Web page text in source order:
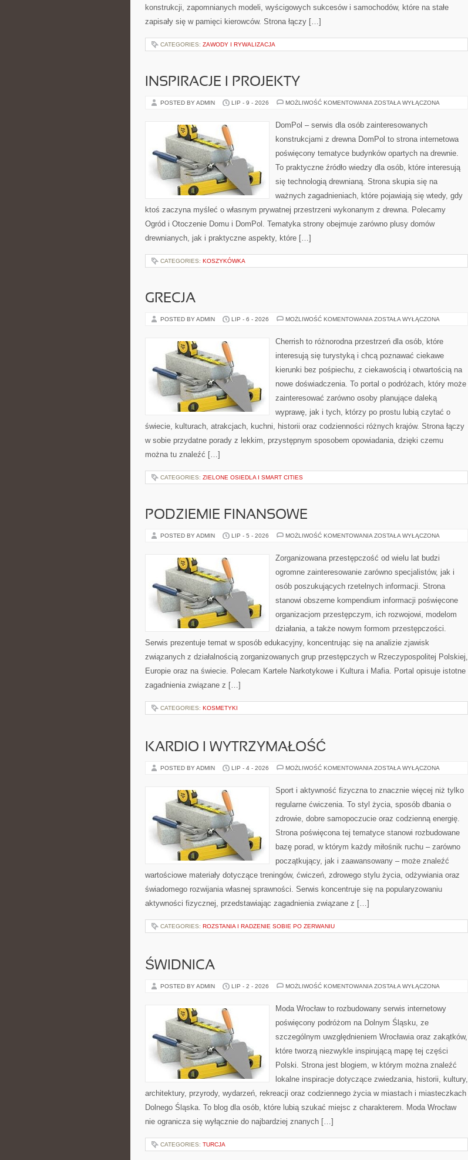
konstrukcji, zapomnianych modeli, wyścigowych sukcesów i samochodów, które na stałe
zapisały się w pamięci kierowców. Strona łączy […]
CATEGORIES: ZAWODY I RYWALIZACJA
INSPIRACJE I PROJEKTY
POSTED BY ADMIN LIP - 9 - 2026 MOŻLIWOŚĆ KOMENTOWANIA INSPIRACJE
ZOSTAŁA WYŁĄCZONA
DomPol – serwis dla osób zainteresowanych
konstrukcjami z drewna DomPol to strona internetowa
poświęcony tematyce budynków opartych na drewnie.
To praktyczne źródło wiedzy dla osób, które interesują
się technologią drewnianą. Strona skupia się na
ważnych zagadnieniach, które pojawiają się wtedy, gdy
ktoś zaczyna myśleć o własnym prywatnej przestrzeni wykonanym z drewna. Polecamy
Ogród i Otoczenie Domu i DomPol. Tematyka strony obejmuje zarówno plusy domów
drewnianych, jak i praktyczne aspekty, które […]
CATEGORIES: KOSZYKÓWKA
GRECJA
POSTED BY ADMIN LIP - 6 - 2026 MOŻLIWOŚĆ KOMENTOWANIA GRECJA
ZOSTAŁA WYŁĄCZONA
Cherrish to różnorodna przestrzeń dla osób, które
interesują się turystyką i chcą poznawać ciekawe
kierunki bez pośpiechu, z ciekawością i otwartością na
nowe doświadczenia. To portal o podróżach, który może
zainteresować zarówno osoby planujące daleką
wyprawę, jak i tych, którzy po prostu lubią czytać o
świecie, kulturach, atrakcjach, kuchni, historii oraz codzienności różnych krajów. Strona łączy
w sobie przydatne porady z lekkim, przystępnym sposobem opowiadania, dzięki czemu
można tu znaleźć […]
CATEGORIES: ZIELONE OSIEDLA I SMART CITIES
PODZIEMIE FINANSOWE
POSTED BY ADMIN LIP - 5 - 2026 MOŻLIWOŚĆ KOMENTOWANIA PODZIEMIE
ZOSTAŁA WYŁĄCZONA
Zorganizowana przestępczość od wielu lat budzi
ogromne zainteresowanie zarówno specjalistów, jak i
osób poszukujących rzetelnych informacji. Strona
stanowi obszerne kompendium informacji poświęcone
organizacjom przestępczym, ich rozwojowi, modelom
działania, a także nowym formom przestępczości.
Serwis prezentuje temat w sposób edukacyjny, koncentrując się na analizie zjawisk
związanych z działalnością zorganizowanych grup przestępczych w Rzeczypospolitej Polskiej,
Europie oraz na świecie. Polecam Kartele Narkotykowe i Kultura i Mafia. Portal opisuje istotne
zagadnienia związane z […]
CATEGORIES: KOSMETYKI
KARDIO I WYTRZYMAŁOŚĆ
POSTED BY ADMIN LIP - 4 - 2026 MOŻLIWOŚĆ KOMENTOWANIA KARDIO
ZOSTAŁA WYŁĄCZONA
Sport i aktywność fizyczna to znacznie więcej niż tylko
regularne ćwiczenia. To styl życia, sposób dbania o
zdrowie, dobre samopoczucie oraz codzienną energię.
Strona poświęcona tej tematyce stanowi rozbudowane
bazę porad, w którym każdy miłośnik ruchu – zarówno
początkujący, jak i zaawansowany – może znaleźć
wartościowe materiały dotyczące treningów, ćwiczeń, zdrowego stylu życia, odżywiania oraz
świadomego rozwijania własnej sprawności. Serwis koncentruje się na popularyzowaniu
aktywności fizycznej, przedstawiając zagadnienia związane z […]
CATEGORIES: ROZSTANIA I RADZENIE SOBIE PO ZERWANIU
ŚWIDNICA
POSTED BY ADMIN LIP - 2 - 2026 MOŻLIWOŚĆ KOMENTOWANIA ŚWIDNICA
ZOSTAŁA WYŁĄCZONA
Moda Wrocław to rozbudowany serwis internetowy
poświęcony podróżom na Dolnym Śląsku, ze
szczególnym uwzględnieniem Wrocławia oraz zakątków,
które tworzą niezwykle inspirującą mapę tej części
Polski. Strona jest blogiem, w którym można znaleźć
lokalne inspiracje dotyczące zwiedzania, historii, kultury,
architektury, przyrody, wydarzeń, rekreacji oraz codziennego życia w miastach i miasteczkach
Dolnego Śląska. To blog dla osób, które lubią szukać miejsc z charakterem. Moda Wrocław
nie ogranicza się wyłącznie do najbardziej znanych […]
CATEGORIES: TURCJA